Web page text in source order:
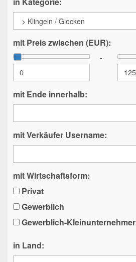
mit Preis zwischen (EUR):
-
mit Ende innerhalb:
mit Verkäufer Username:
mit Wirtschaftsform:
Privat
Gewerblich
Gewerblich-Kleinunternehmer
in Land: